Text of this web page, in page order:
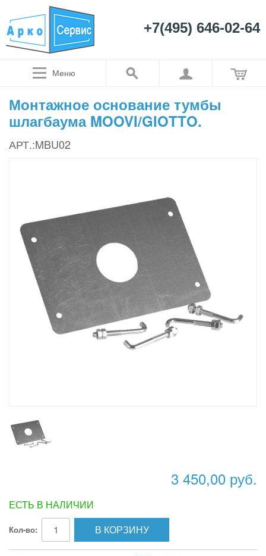
+7(495) 646-02-64
Меню
Монтажное основание тумбы
шлагбаума MOOVI/GIOTTO.
АРТ.:MBU02
3 450,00 руб.
ЕСТЬ В НАЛИЧИИ
Кол-во: В КОРЗИНУ